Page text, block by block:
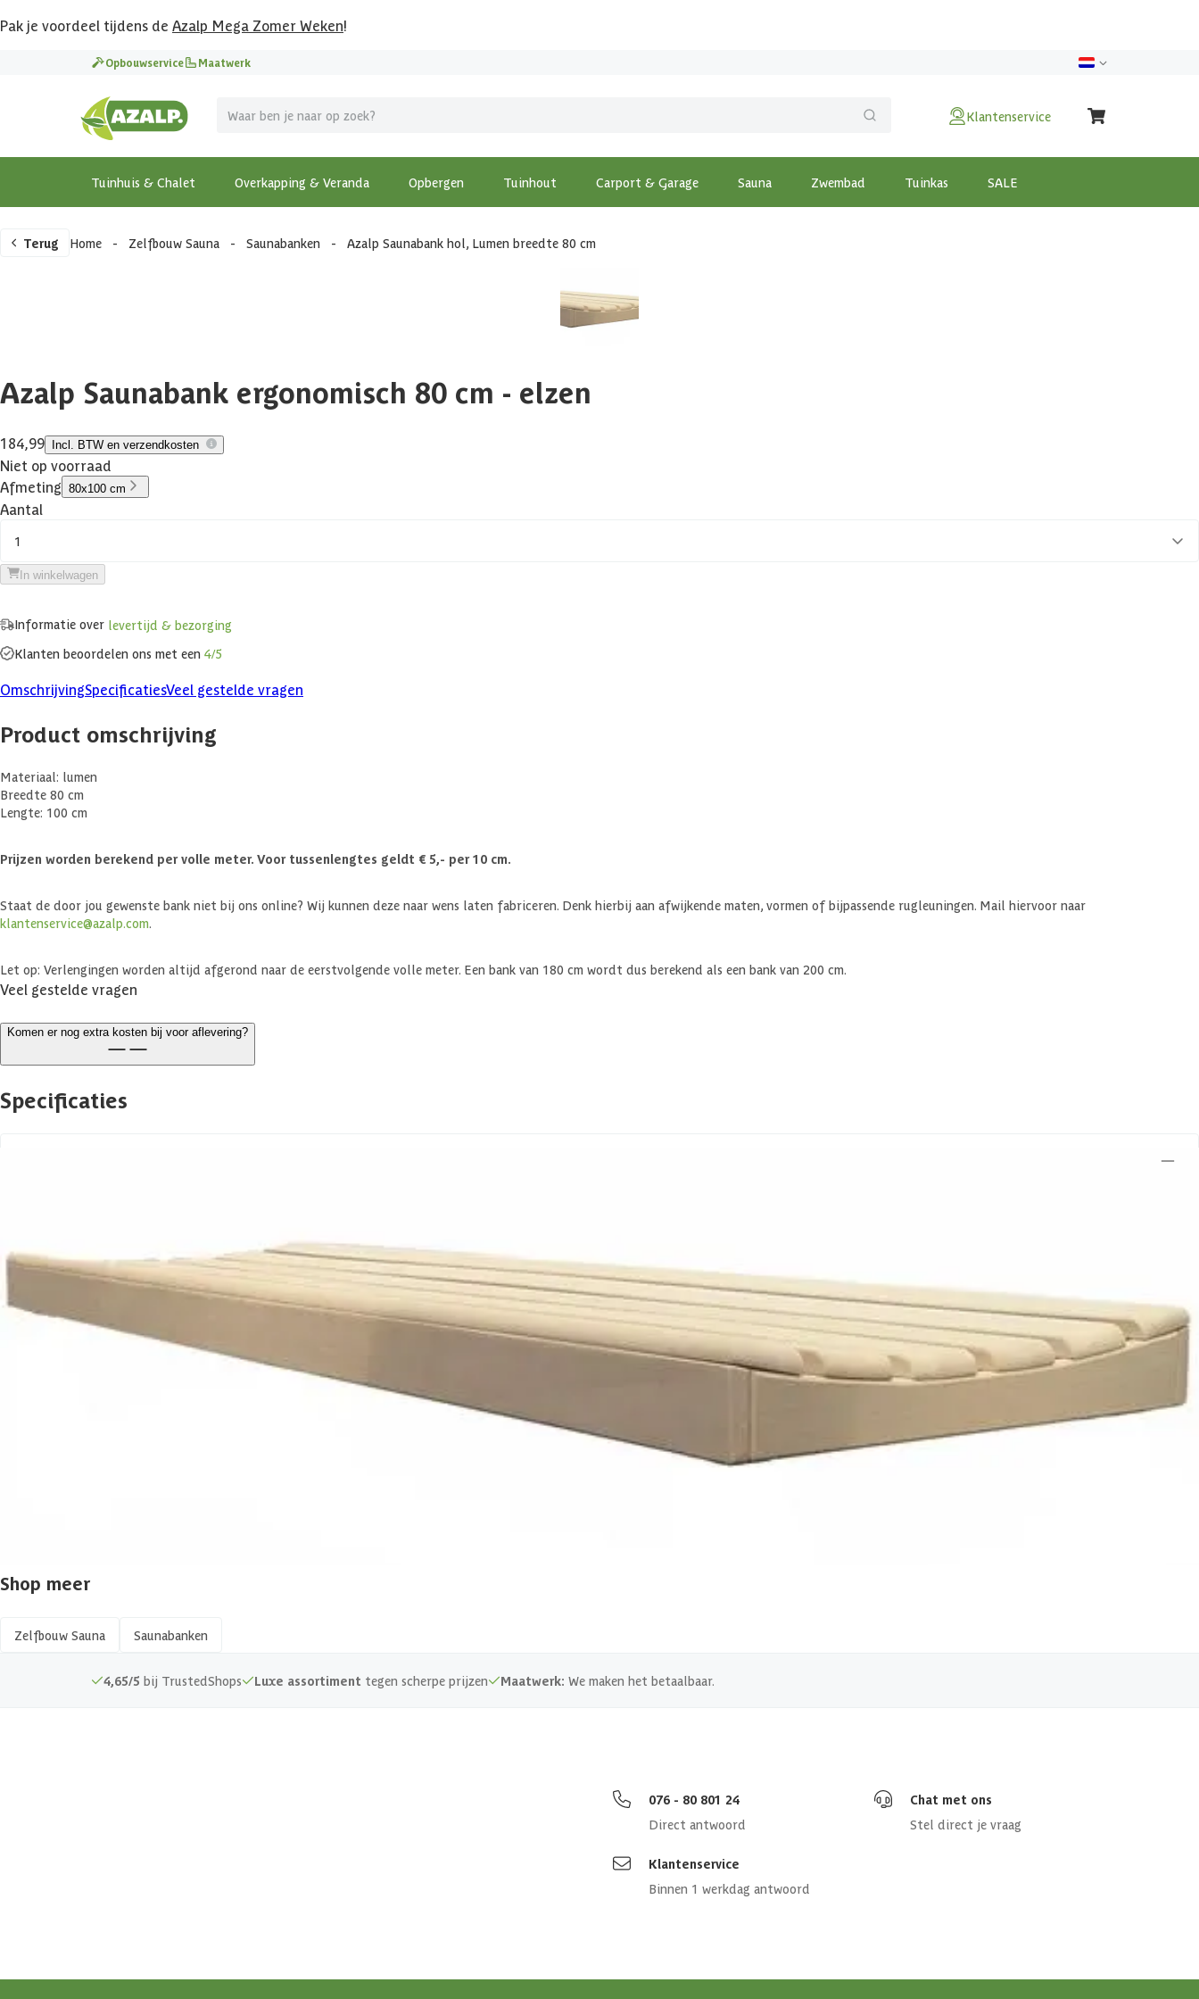
Pak je voordeel tijdens de Azalp Mega Zomer Weken!
Opbouwservice Maatwerk
Klantenservice
Tuinhuis & Chalet Overkapping & Veranda Opbergen Tuinhout Carport & Garage Sauna Zwembad Tuinkas SALE
Terug Home - Zelfbouw Sauna - Saunabanken - Azalp Saunabank hol, Lumen breedte 80 cm
Azalp Saunabank ergonomisch 80 cm - elzen
184,99 Incl. BTW en verzendkosten
Niet op voorraad
Afmeting 80x100 cm
Aantal
1
In winkelwagen
Informatie over levertijd & bezorging
Klanten beoordelen ons met een 4/5
OmschrijvingSpecificatiesVeel gestelde vragen
Product omschrijving
Materiaal: lumen
Breedte 80 cm
Lengte: 100 cm
Prijzen worden berekend per volle meter. Voor tussenlengtes geldt € 5,- per 10 cm.
Staat de door jou gewenste bank niet bij ons online? Wij kunnen deze naar wens laten fabriceren. Denk hierbij aan afwijkende maten, vormen of bijpassende rugleuningen. Mail hiervoor naar
klantenservice@azalp.com.
Let op: Verlengingen worden altijd afgerond naar de eerstvolgende volle meter. Een bank van 180 cm wordt dus berekend als een bank van 200 cm.
Veel gestelde vragen
Komen er nog extra kosten bij voor aflevering?
Specificaties
Breedte
Houtsoort Elzenhout
Out of stock
09-067-0292-0
Shop meer
Zelfbouw Sauna Saunabanken
4,65/5 bij TrustedShops Luxe assortiment tegen scherpe prijzen Maatwerk: We maken het betaalbaar.
076 - 80 801 24
Direct antwoord
Chat met ons
Stel direct je vraag
Klantenservice
Binnen 1 werkdag antwoord